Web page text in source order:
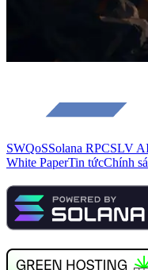
SWQoSSolana RPCSLV
White PaperTin tứcChính